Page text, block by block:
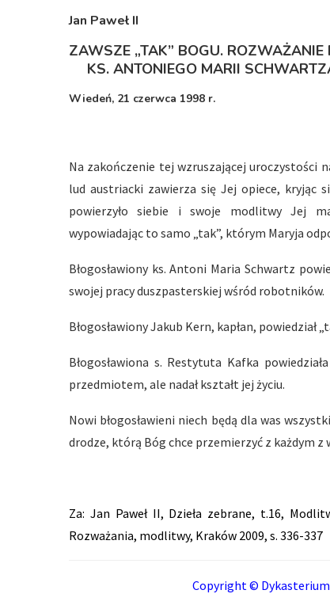
Jan Paweł II
ZAWSZE „TAK” BOGU.
KS. ANTONIEGO MARII
Wiedeń, 21 czerwca 1998 r.
Na zakończenie tej wzruszającej uroczystości
lud austriacki zawierza się Jej opiece, kryjąc
powierzyło siebie i swoje modlitwy Jej
wypowiadając to samo „tak”, którym Maryja
Błogosławiony ks. Antoni Maria Schwartz
swojej pracy duszpasterskiej wśród robotników.
Błogosławiony Jakub Kern, kapłan,
Błogosławiona s. Restytuta Kafka
przedmiotem, ale nadał kształt jej życiu.
Nowi błogosławieni niech będą dla was
drodze, którą Bóg chce przemierzyć z każdym z
Za: Jan Paweł II, Dzieła zebrane, t.16,
Rozważania, modlitwy, Kraków 2009, s. 336-337
Copyright ©